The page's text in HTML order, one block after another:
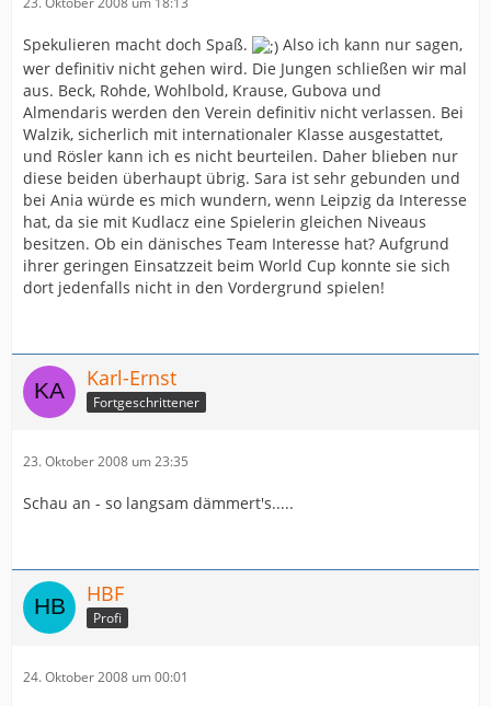
Spekulieren macht doch Spaß.
Also ich kann nur sagen,
wer definitiv nicht gehen wird. Die Jungen schließen wir mal
aus. Beck, Rohde, Wohlbold, Krause, Gubova und
Almendaris werden den Verein definitiv nicht verlassen. Bei
Walzik, sicherlich mit internationaler Klasse ausgestattet,
und Rösler kann ich es nicht beurteilen. Daher blieben nur
diese beiden überhaupt übrig. Sara ist sehr gebunden und
bei Ania würde es mich wundern, wenn Leipzig da Interesse
hat, da sie mit Kudlacz eine Spielerin gleichen Niveaus
besitzen. Ob ein dänisches Team Interesse hat? Aufgrund
ihrer geringen Einsatzzeit beim World Cup konnte sie sich
dort jedenfalls nicht in den Vordergrund spielen!
Karl-Ernst
Fortgeschrittener
23. Oktober 2008 um 23:35
Schau an - so langsam dämmert's.....
HBF
Profi
24. Oktober 2008 um 00:01